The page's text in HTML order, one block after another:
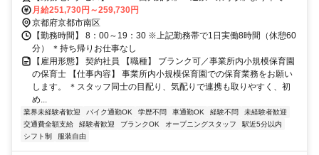
分、徒歩で約12分 ・近鉄京都線「東寺駅」より徒歩で約12分 ・JR・
地下鉄・近鉄「京都駅」より車で約12分 〇車、マイカー通勤OK 〇バ
イク・自転車通勤OK
月給251,730円～259,730円
京都府京都市南区
【勤務時間】 8：00～19：30 ※上記勤務帯で1日実働8時間（休憩60
分） ＊持ち帰りお仕事なし
【雇用形態】 契約社員 【職種】 ブランク可／事業所内小規模保育園
の保育士 【仕事内容】 事業所内小規模保育園での保育業務をお願い
します。 ＊スタッフ同士の目配り、気配りで連携も取りやすく、初
め...
業界未経験者歓迎 バイク通勤OK 学歴不問 車通勤OK 経験不問
未経験者歓迎
交通費全額支給
経験者歓迎 ブランクOK オープニングスタッフ
駅近5分以内
シフト制
服装自由